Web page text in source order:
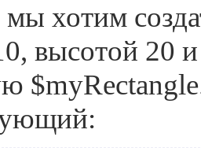
хотим
высотой 20 и